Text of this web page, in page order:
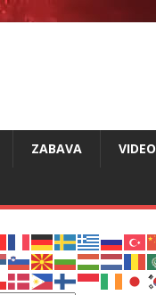
ZABAVA VIDEO